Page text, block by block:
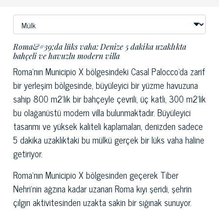
Roma&#39;da lüks vaha: Denize 5 dakika uzaklıkta
bahçeli ve havuzlu modern villa
Roma'nın Municipio X bölgesindeki Casal Palocco'da zarif
bir yerleşim bölgesinde, büyüleyici bir yüzme havuzuna
sahip 800 m2'lik bir bahçeyle çevrili, üç katlı, 300 m2'lik
bu olağanüstü modern villa bulunmaktadır. Büyüleyici
tasarımı ve yüksek kaliteli kaplamaları, denizden sadece
5 dakika uzaklıktaki bu mülkü gerçek bir lüks vaha haline
getiriyor.
Roma'nın Municipio X bölgesinden geçerek Tiber
Nehri'nin ağzına kadar uzanan Roma kıyı şeridi, şehrin
çılgın aktivitesinden uzakta sakin bir sığınak sunuyor.